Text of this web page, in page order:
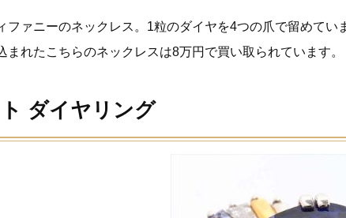
ファニーのネックレス。1粒のダイヤを4つの爪で留めて
まれたこちらのネックレスは8万円で買い取られています。
ダイヤリング